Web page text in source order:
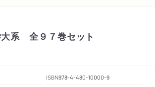
系 全９７巻セット
ISBN978-4-480-10000-9